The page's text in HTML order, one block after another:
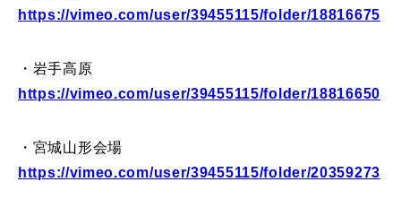
https://vimeo.com/user/39455115/folder/18816675
・岩手高原
https://vimeo.com/user/39455115/folder/18816650
・宮城山形会場
https://vimeo.com/user/39455115/folder/20359273